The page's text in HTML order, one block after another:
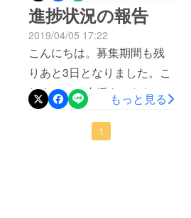
しては、4/27日正午までに
変更、またはご確認をお願
いいたします。ご住所に不
備があった場合の再送料は
弊社では負担いたしかねま
すのでよろしくお願いいた
します。商品発送まで今し
終了となりました。宣伝等
がうまく出来なかったのに
もかかわらず、このプロ
ジェクトを見つけ支援して
いただき、ありがとうござ
いました。前回の活動報告
でも申し上げた通り、現
在、生産・検品を進めてい
進捗状況の報告
2019/04/05 17:22
こんにちは。募集期間も残
りあと3日となりました。こ
れまでにご支援をいただい
ているパトロン様につきま
してはご支援いただきあり
もっと見る
1